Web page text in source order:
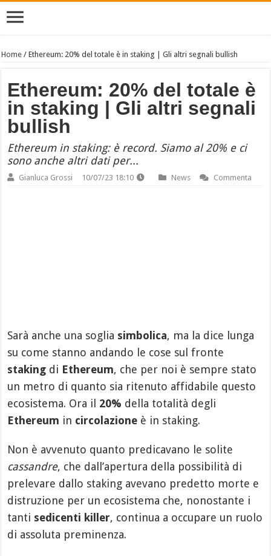
Home /Ethereum: 20% del totale è in staking | Gli altri segnali bullish
Ethereum: 20% del totale è
in staking | Gli altri segnali
bullish
Ethereum in staking: è record. Siamo al 20% e ci
sono anche altri dati per...
Gianluca Grossi 10/07/23 18:10 News Commenta
Sarà anche una soglia simbolica, ma la dice lunga
su come stanno andando le cose sul fronte
staking di Ethereum, che per noi è sempre stato
un metro di quanto sia ritenuto affidabile questo
ecosistema. Ora il 20% della totalità degli
Ethereum in circolazione è in staking.
Non è avvenuto quanto predicavano le solite
cassandre, che dall’apertura della possibilità di
prelevare dallo staking avevano predetto morte e
distruzione per un ecosistema che, nonostante i
tanti sedicenti killer, continua a occupare un ruolo
di assoluta preminenza.